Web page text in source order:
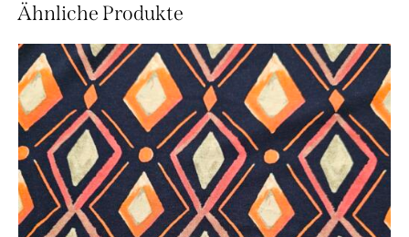
Ähnliche Produkte